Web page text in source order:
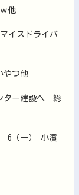
他
イスドライバ
やつ他
ター建設へ 総
6（一） 小濱